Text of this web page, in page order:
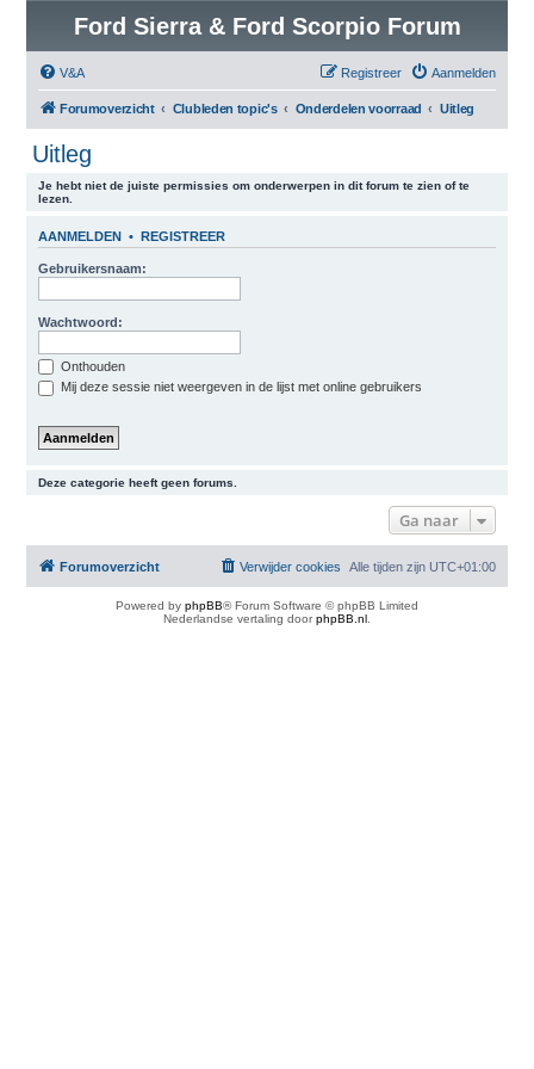
Ford Sierra & Ford Scorpio Forum
V&A Aanmelden
Registreer
Forumoverzicht Clubleden topic's Onderdelen voorraad Uitleg
Uitleg
Je hebt niet de juiste permissies om onderwerpen in dit forum te zien of te
lezen.
AANMELDEN • REGISTREER
Gebruikersnaam:
Wachtwoord:
Onthouden
Mij deze sessie niet weergeven in de lijst met online gebruikers
Deze categorie heeft geen forums.
Ga naar
Forumoverzicht Alle tijden zijn UTC+01:00
Verwijder cookies
Powered by phpBB® Forum Software © phpBB Limited
Nederlandse vertaling doorphpBB.nl